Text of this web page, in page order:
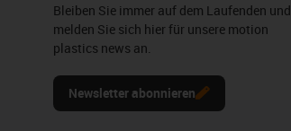
Bleiben Sie immer auf dem Laufenden und
melden Sie sich hier für unsere motion
plastics news an.
Newsletter abonnieren